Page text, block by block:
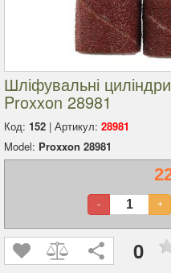
Шліфувальні
Proxxon 28981
Код: 152 | Артикул: 28981
Model: Proxxon 28981
- +
0